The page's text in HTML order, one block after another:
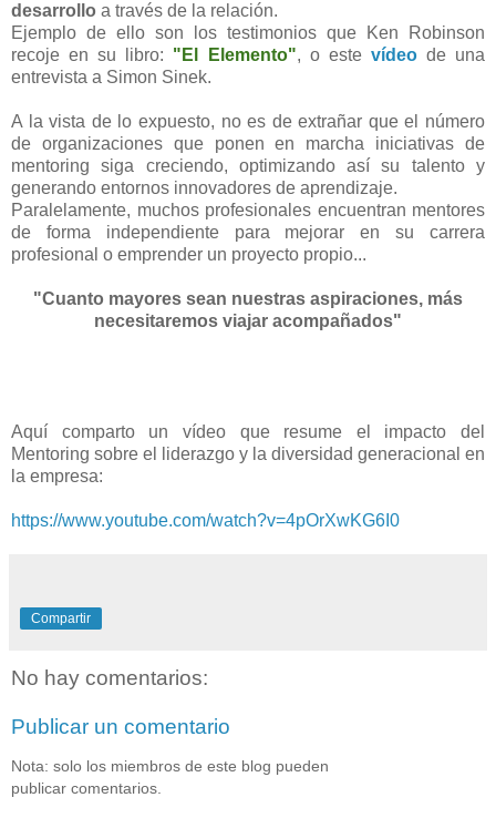
desarrollo a través de la relación.
Ejemplo de ello son los testimonios que Ken Robinson
recoje en su libro: "El Elemento", o este vídeo de una
entrevista a Simon Sinek.
A la vista de lo expuesto, no es de extrañar que el número
de organizaciones que ponen en marcha iniciativas de
mentoring siga creciendo, optimizando así su talento y
generando entornos innovadores de aprendizaje.
Paralelamente, muchos profesionales encuentran mentores
de forma independiente para mejorar en su carrera
profesional o emprender un proyecto propio...
"Cuanto mayores sean nuestras aspiraciones, más
necesitaremos viajar acompañados"
Aquí comparto un vídeo que resume el impacto del
Mentoring sobre el liderazgo y la diversidad generacional en
la empresa:
https://www.youtube.com/watch?v=4pOrXwKG6I0
Compartir
No hay comentarios:
Publicar un comentario
Nota: solo los miembros de este blog pueden
publicar comentarios.